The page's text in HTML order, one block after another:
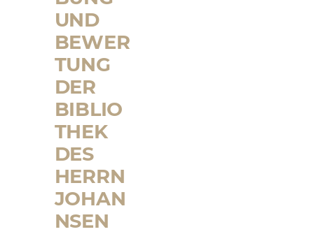
UND
BEWER
TUNG
DER
BIBLIO
THEK
DES
HERRN
JOHAN
NSEN